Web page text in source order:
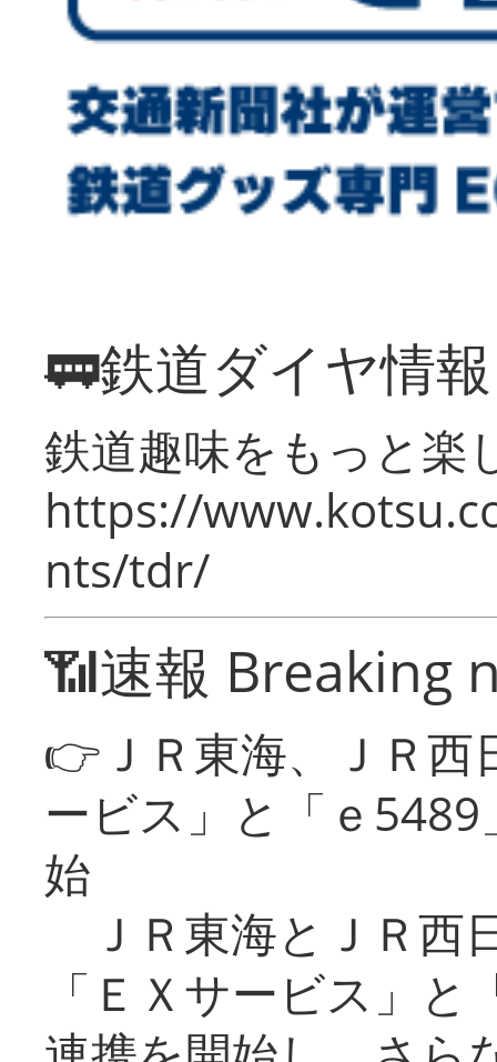
🚃鉄道ダイヤ情
鉄道趣味をもっと楽
https://
nts/tdr/
📶速報 Breaking
👉ＪＲ東海、ＪＲ
ービス」と「ｅ
始
ＪＲ東海とＪＲ西
「ＥＸサービス」